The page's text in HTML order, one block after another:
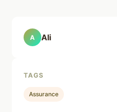
A Ali
TAGS
Assurance